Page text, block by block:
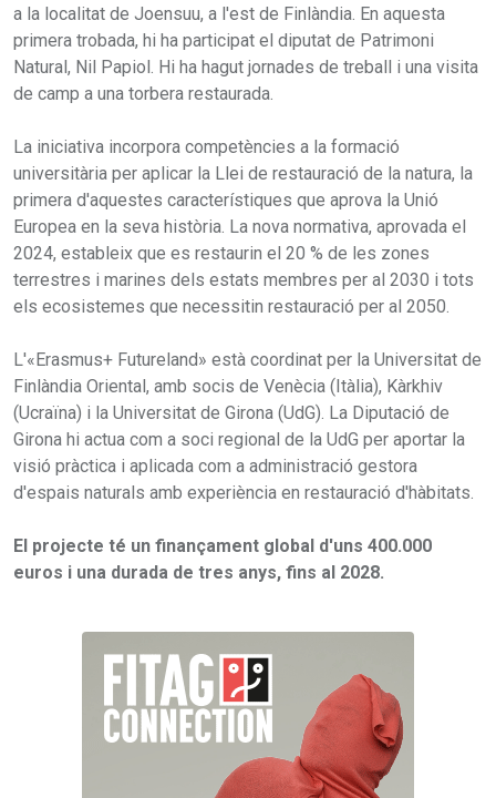
a la localitat de Joensuu, a l'est de Finlàndia. En aquesta
primera trobada, hi ha participat el diputat de Patrimoni
Natural, Nil Papiol. Hi ha hagut jornades de treball i una visita
de camp a una torbera restaurada.
La iniciativa incorpora competències a la formació
universitària per aplicar la Llei de restauració de la natura, la
primera d'aquestes característiques que aprova la Unió
Europea en la seva història. La nova normativa, aprovada el
2024, estableix que es restaurin el 20 % de les zones
terrestres i marines dels estats membres per al 2030 i tots
els ecosistemes que necessitin restauració per al 2050.
L'«Erasmus+ Futureland» està coordinat per la Universitat de
Finlàndia Oriental, amb socis de Venècia (Itàlia), Kàrkhiv
(Ucraïna) i la Universitat de Girona (UdG). La Diputació de
Girona hi actua com a soci regional de la UdG per aportar la
visió pràctica i aplicada com a administració gestora
d'espais naturals amb experiència en restauració d'hàbitats.
El projecte té un finançament global d'uns 400.000
euros i una durada de tres anys, fins al 2028.